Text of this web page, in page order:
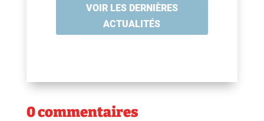
VOIR LES DERNIÈRES
ACTUALITÉS
0 commentaires